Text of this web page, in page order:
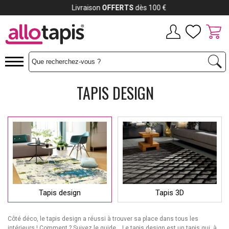
TAPIS DESIGN
Tapis design Tapis 3D
Côté déco, le tapis design a réussi à trouver sa place dans tous les
Payez jusqu'à12x